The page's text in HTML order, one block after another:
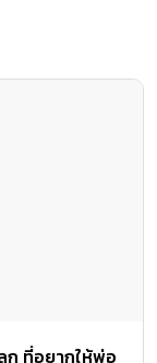
ก ที่อยากให้พ่อ